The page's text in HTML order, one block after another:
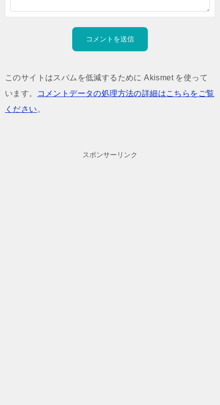
このサイトはスパムを低減するために Akismet を使って
います。
コメントデータの処理方法の詳細はこちらをご覧
ください 。
スポンサーリンク